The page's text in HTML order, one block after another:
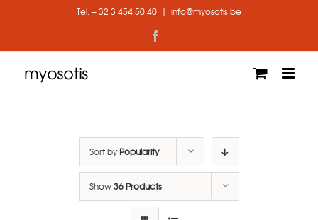
to
Tel. + 32 3 454 50 40 | info@myosotis.be
Sort byPopularity
Show36 Products